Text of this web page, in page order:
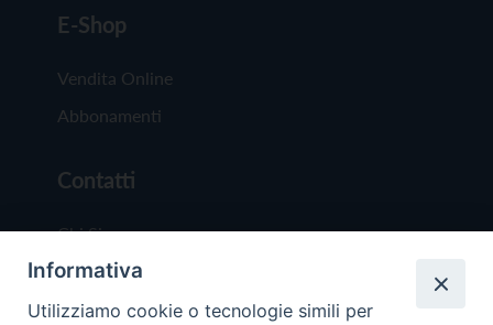
E-Shop
Vendita Online
Abbonamenti
Contatti
Chi Siamo
Redazione
Scrivici
Informativa
Utilizziamo cookie o tecnologie simili per